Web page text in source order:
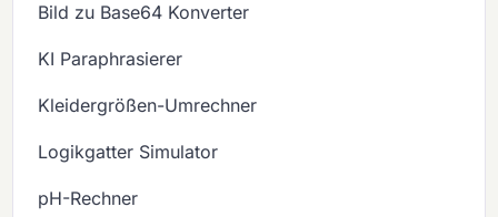
Bild zu Base64 Konverter
KI Paraphrasierer
Kleidergrößen-Umrechner
Logikgatter Simulator
pH-Rechner